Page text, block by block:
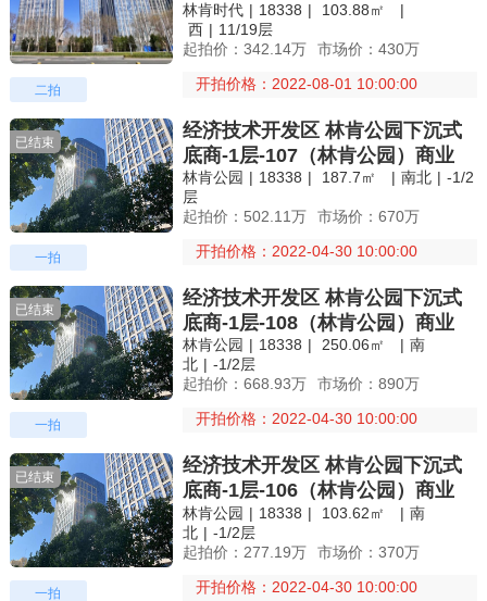
二拍
林肯时代 | 18338 | 103.88㎡
|
西 | 11/19层
起拍价：342.14万
市场价：430万
开拍价格：2022-08-01 10:00:00
一拍
经济技术开发区 林肯公园下沉式
底商-1层-107（林肯公园）商业
林肯公园 | 18338 | 187.7㎡ | 南北 | -1/2
层
起拍价：502.11万
市场价：670万
开拍价格：2022-04-30 10:00:00
已结束
一拍
经济技术开发区 林肯公园下沉式
底商-1层-108（林肯公园）商业
林肯公园 | 18338 | 250.06㎡ | 南
北 | -1/2层
起拍价：668.93万
市场价：890万
开拍价格：2022-04-30 10:00:00
已结束
一拍
经济技术开发区 林肯公园下沉式
底商-1层-106（林肯公园）商业
林肯公园 | 18338 | 103.62㎡ | 南
北 | -1/2层
起拍价：277.19万
市场价：370万
开拍价格：2022-04-30 10:00:00
已结束